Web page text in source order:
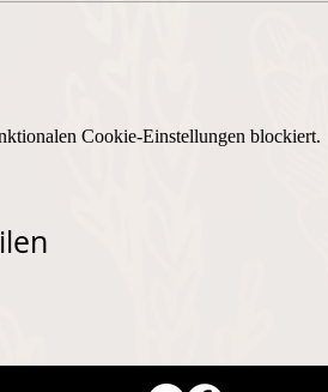
Cookie-Einstellungen blockiert.